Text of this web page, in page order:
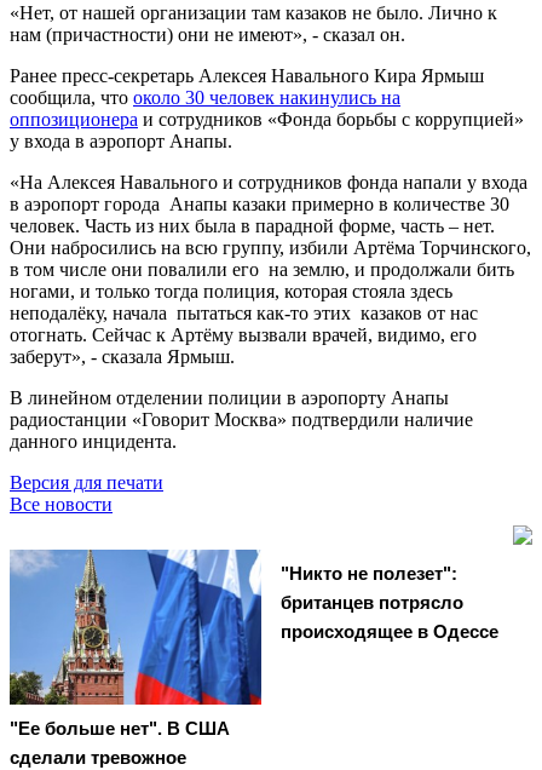
«Нет, от нашей организации там казаков не было. Лично к
нам (причастности) они не имеют», - сказал он.
Ранее пресс-секретарь Алексея Навального Кира Ярмыш
сообщила, что около 30 человек накинулись на
оппозиционера и сотрудников «Фонда борьбы с коррупцией»
у входа в аэропорт Анапы.
«На Алексея Навального и сотрудников фонда напали у входа
в аэропорт города Анапы казаки примерно в количестве 30
человек. Часть из них была в парадной форме, часть – нет.
Они набросились на всю группу, избили Артёма Торчинского,
в том числе они повалили его на землю, и продолжали бить
ногами, и только тогда полиция, которая стояла здесь
неподалёку, начала пытаться как-то этих казаков от нас
отогнать. Сейчас к Артёму вызвали врачей, видимо, его
заберут», - сказала Ярмыш.
В линейном отделении полиции в аэропорту Анапы
радиостанции «Говорит Москва» подтвердили наличие
данного инцидента.
Версия для печати
Все новости
"Ее больше нет". В США
сделали тревожное
"Никто не полезет":
британцев потрясло
происходящее в Одессе